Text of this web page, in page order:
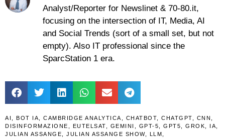
Analyst/Reporter for Newslinet & 70-80.it,
focusing on the intersection of IT, Media, AI
and Social Trends (sort of a small set, but not
empty). Also IT professional since the
SparcStation 1 era.
AI BOT IA CAMBRIDGE ANALYTICA CHATBOT CHATGPT CNN
DISINFORMAZIONE
EUTELSAT GEMINI GPT-5 GPT5 GROK IA
JULIAN ASSANGE
JULIAN ASSANGE SHOW, LLM